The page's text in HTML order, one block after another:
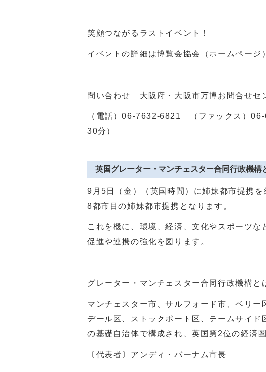
笑顔つながるラストイベント！
イベントの詳細は博覧会協会（ホームページ
問い合わせ 大阪府・大阪市万博お問合せセ
（電話）06-7632-6821 （ファックス）06-
30分）
英国グレーター・マンチェスター合同行政機構
9月5日（金）（英国時間）に姉妹都市提携
8都市目の姉妹都市提携となります。
これを機に、環境、経済、文化やスポーツ
促進や連携の強化を図ります。
グレーター・マンチェスター合同行政機構と
マンチェスター市、サルフォード市、ベリ
デール区、ストックポート区、テームサイ
の基礎自治体で構成され、英国第2位の経済
〔代表者〕アンディ・バーナム市長